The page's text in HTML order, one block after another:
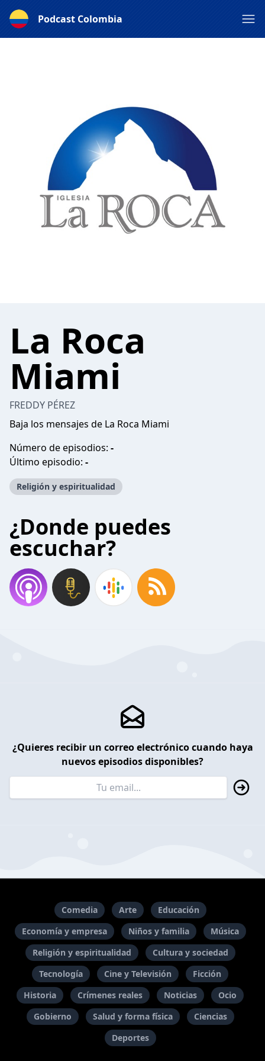
Podcast Colombia
La Roca
Miami
FREDDY PÉREZ
Baja los mensajes de La Roca Miami
Número de episodios: -
Último episodio: -
Religión y espiritualidad
¿Donde puedes
escuchar?
¿Quieres recibir un correo electrónico cuando haya
nuevos episodios disponibles?
Comedia Arte
Educación
Economía y empresa
Niños y familia
Música
Religión y espiritualidad
Cultura y sociedad
Tecnología
Cine y Televisión
Ficción
Historia
Crímenes reales Noticias
Ocio
Gobierno
Salud y forma física
Ciencias
Deportes